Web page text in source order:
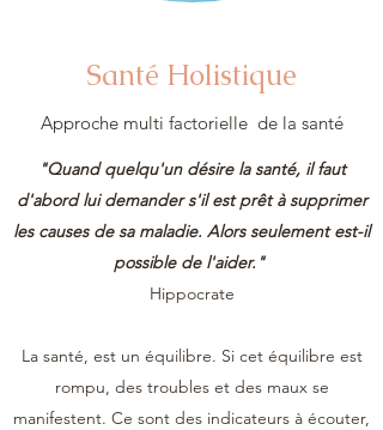
Santé Holistique
Approche multi factorielle de la santé
"Quand quelqu'un désire la santé, il faut
d'abord lui demander s'il est prêt à supprimer
les causes de sa maladie. Alors seulement est-il
possible de l'aider."
Hippocrate
La santé, est un équilibre. Si cet équilibre est
rompu, des troubles et des maux se
manifestent. Ce sont des indicateurs à écouter,